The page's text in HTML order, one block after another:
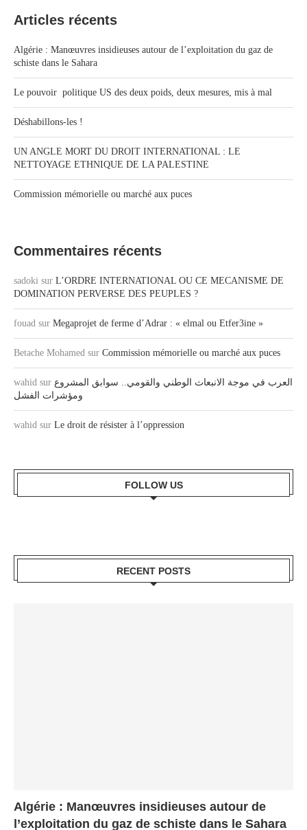
Articles récents
Algérie : Manœuvres insidieuses autour de l’exploitation du gaz de
schiste dans le Sahara
Le pouvoir politique US des deux poids, deux mesures, mis à mal
Déshabillons-les !
UN ANGLE MORT DU DROIT INTERNATIONAL : LE
NETTOYAGE ETHNIQUE DE LA PALESTINE
Commission mémorielle ou marché aux puces
Commentaires récents
sadoki sur L’ORDRE INTERNATIONAL OU CE MECANISME DE
DOMINATION PERVERSE DES PEUPLES ?
fouad sur Megaprojet de ferme d’Adrar : « elmal ou Etfer3ine »
Betache Mohamed sur Commission mémorielle ou marché aux puces
wahid sur العرب في موجة الانبعاث الوطني والقومي.. سوابق المشروع
ومؤشرات الفشل
wahid sur Le droit de résister à l’oppression
FOLLOW US
RECENT POSTS
Algérie : Manœuvres insidieuses autour de
l’exploitation du gaz de schiste dans le Sahara